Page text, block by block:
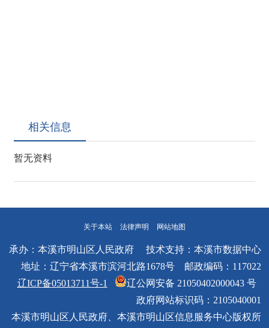
相关信息
暂无资料
关于本站 法律声明 网站地图
承办：本溪市明山区人民政府 技术支持：本溪市数据中心
地址：辽宁省本溪市滨河北路1678号 邮政编码：117022
辽ICP备05013711号-1
辽公网安备 21050402000043 号
政府网站标识码：2105040001
本溪市明山区人民政府、本溪市明山区信息服务中心版权所